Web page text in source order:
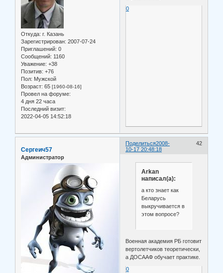
Откуда: г. Казань
Зарегистрирован: 2007-07-24
Приглашений: 0
Сообщений: 1160
Уважение: +38
Позитив: +76
Пол: Мужской
Возраст: 65 [1960-08-16]
Провел на форуме:
4 дня 22 часа
Последний визит:
2022-04-05 14:52:18
0
Поделиться 42
2008-
10-17 20:48:18
Сергеич57
Администратор
Arkan
написал(а):
а кто знает как
Беларусь
выкручивается в
этом вопросе?
Военная академия РБ готовит
вертолетчиков теоретически,
а ДОСААФ обучает практике.
0